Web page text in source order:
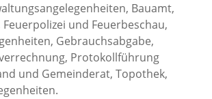
Bauamt,
und Feuerbeschau,
Gebrauchsabgabe,
Protokollführung
und Gemeinderat, Topothek,